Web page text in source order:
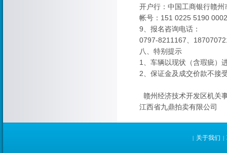
开户行：中国工商银行赣州
帐号：151 0225 5190
9、报名咨询电话：
0797-8211167、
八、特别提示
1、车辆以现状（含瑕疵）
2、保证金及成交价款不接
赣州经济技术开发区机关
江西省九鼎拍卖有限公司
| 关于我们 |